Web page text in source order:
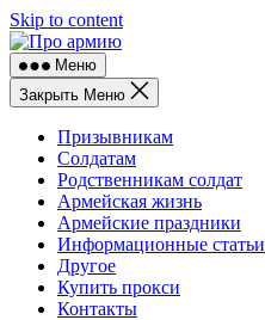
Skip to content
Меню
Закрыть Меню
Призывникам
Солдатам
Родственникам солдат
Армейская жизнь
Армейские праздники
Информационные статьи
Другое
Купить прокси
Контакты